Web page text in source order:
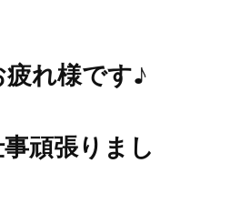
れ様です♪
頑張りまし